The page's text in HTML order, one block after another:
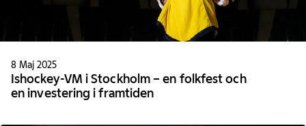
8 Maj 2025
Ishockey-VM i Stockholm – en folkfest och
en investering i framtiden